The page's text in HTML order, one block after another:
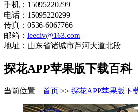
手机：15095220299
电话：15095220299
传真：0536-6067766
邮箱： leediv@163.com
地址：山东省诸城市芦河大道北段
探花APP苹果版下载百科
当前位置： 首页 >> 探花APP苹果版下